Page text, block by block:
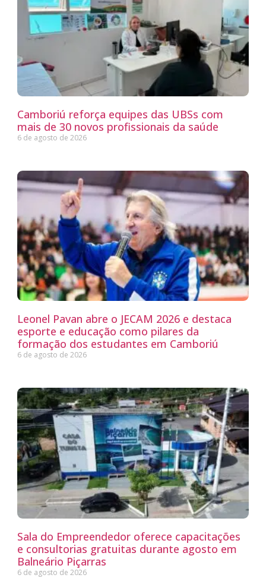
Camboriú reforça equipes das UBSs com
mais de 30 novos profissionais da saúde
6 de agosto de 2026
Leonel Pavan abre o JECAM 2026 e destaca
esporte e educação como pilares da
formação dos estudantes em Camboriú
6 de agosto de 2026
Sala do Empreendedor oferece capacitações
e consultorias gratuitas durante agosto em
Balneário Piçarras
6 de agosto de 2026